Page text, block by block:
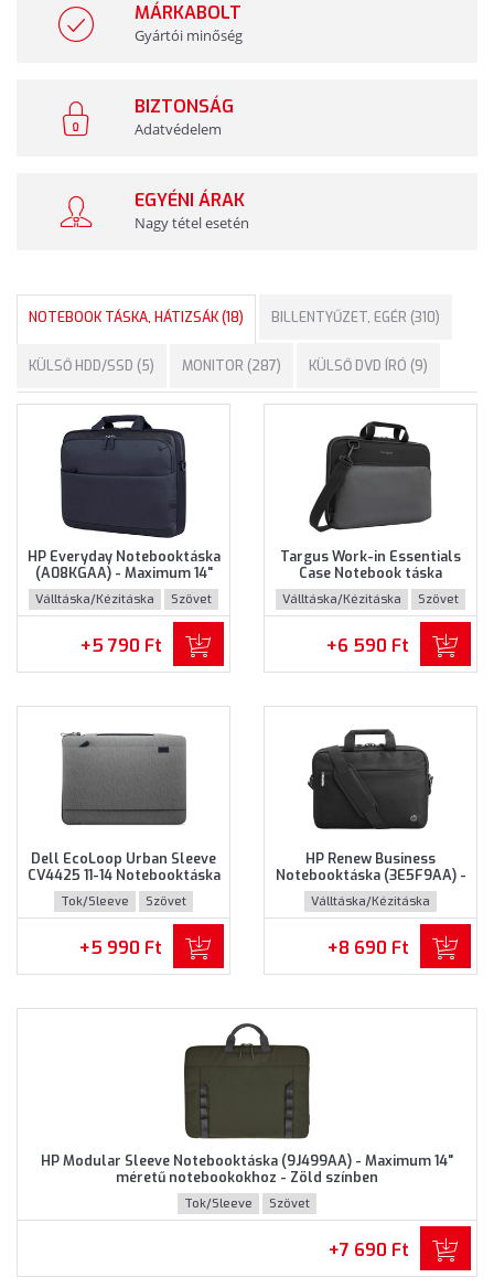
MÁRKABOLT
Gyártói minőség
BIZTONSÁG
Adatvédelem
EGYÉNI ÁRAK
Nagy tétel esetén
NOTEBOOK TÁSKA, HÁTIZSÁK (18) BILLENTYŰZET, EGÉR (310)
KÜLSŐ HDD/SSD (5) MONITOR (287) KÜLSŐ DVD ÍRÓ (9)
HP Everyday Notebooktáska
(A08KGAA) - Maximum 14"
méretű notebookokhoz
Válltáska/Kézitáska Szövet
+5 790 Ft
Targus Work-in Essentials
Case Notebook táska
(TED007GL) - Maximum 14.0"
méretű notebokhoz -
Fekete-szürke színben
Válltáska/Kézitáska Szövet
+6 590 Ft
Dell EcoLoop Urban Sleeve
CV4425 11-14 Notebooktáska
(460-BDWQ) - Maximum 14"
méretű notebookokhoz,
Szürke színben
Tok/Sleeve Szövet
+5 990 Ft
HP Renew Business
Notebooktáska (3E5F9AA) -
Maximum 14.0" méretű
notebookokhoz - Fekete
Válltáska/Kézitáska
Újrahasznosított műanyag
+8 690 Ft
HP Modular Sleeve Notebooktáska (9J499AA) - Maximum 14"
méretű notebookokhoz - Zöld színben
Tok/Sleeve Szövet
+7 690 Ft